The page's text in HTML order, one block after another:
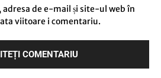
adresa de e-mail și site-ul web în
viitoare i comentariu.